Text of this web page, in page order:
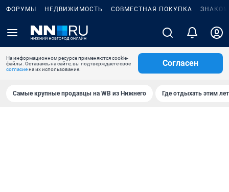
ФОРУМЫ НЕДВИЖИМОСТЬ СОВМЕСТНАЯ ПОКУПКА
На информационном ресурсе применяются cookie-
файлы. Оставаясь на сайте, вы подтверждаете свое
согласиена их использование.
Согласен
Самые крупные продавцы на WB из Нижнего Где отдыхать этим